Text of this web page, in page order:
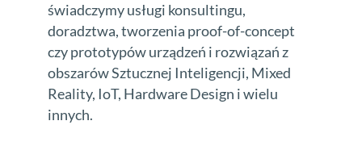
świadczymy usługi konsultingu,
doradztwa, tworzenia proof-of-concept
czy prototypów urządzeń i rozwiązań z
obszarów Sztucznej Inteligencji, Mixed
Reality, IoT, Hardware Design i wielu
innych.